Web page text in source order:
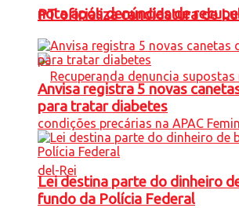
nota após denúncias de
PT oficializa candidatura de
Anvisa registra 5 novas
para tratar diabetes
Lei destina parte do dinheiro
fundo da Polícia Federal